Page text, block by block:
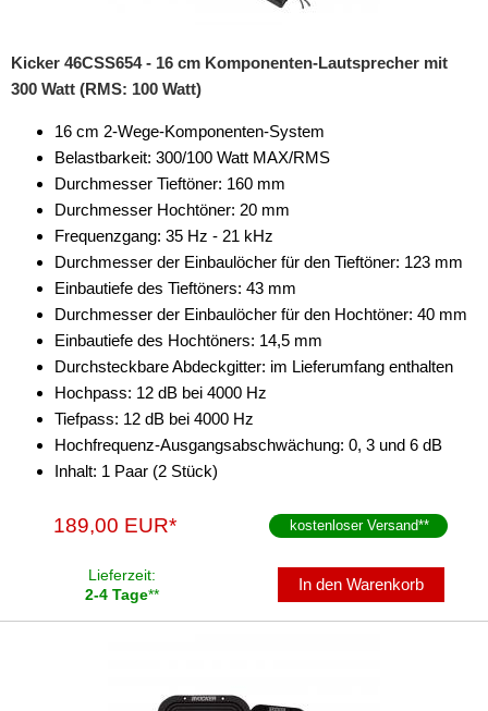
Kicker 46CSS654 - 16 cm Komponenten-Lautsprecher mit
300 Watt (RMS: 100 Watt)
16 cm 2-Wege-Komponenten-System
Belastbarkeit: 300/100 Watt MAX/RMS
Durchmesser Tieftöner: 160 mm
Durchmesser Hochtöner: 20 mm
Frequenzgang: 35 Hz - 21 kHz
Durchmesser der Einbaulöcher für den Tieftöner: 123 mm
Einbautiefe des Tieftöners: 43 mm
Durchmesser der Einbaulöcher für den Hochtöner: 40 mm
Einbautiefe des Hochtöners: 14,5 mm
Durchsteckbare Abdeckgitter: im Lieferumfang enthalten
Hochpass: 12 dB bei 4000 Hz
Tiefpass: 12 dB bei 4000 Hz
Hochfrequenz-Ausgangsabschwächung: 0, 3 und 6 dB
Inhalt: 1 Paar (2 Stück)
189,00 EUR* kostenloser Versand**
Lieferzeit:
2-4 Tage**
In den Warenkorb